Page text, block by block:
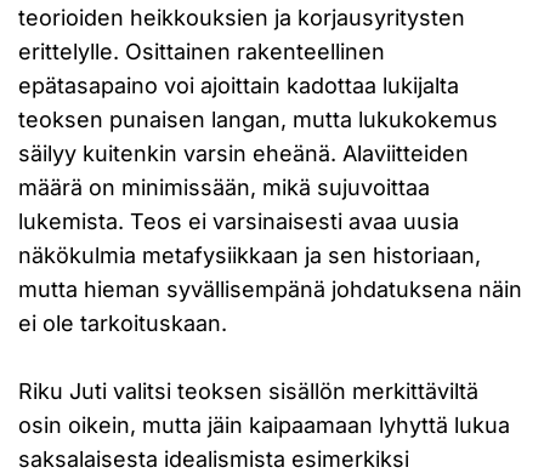
teorioiden heikkouksien ja korjausyritysten
erittelylle. Osittainen rakenteellinen
epätasapaino voi ajoittain kadottaa lukijalta
teoksen punaisen langan, mutta lukukokemus
säilyy kuitenkin varsin eheänä. Alaviitteiden
määrä on minimissään, mikä sujuvoittaa
lukemista. Teos ei varsinaisesti avaa uusia
näkökulmia metafysiikkaan ja sen historiaan,
mutta hieman syvällisempänä johdatuksena näin
ei ole tarkoituskaan.
Riku Juti valitsi teoksen sisällön merkittäviltä
osin oikein, mutta jäin kaipaamaan lyhyttä lukua
saksalaisesta idealismista esimerkiksi